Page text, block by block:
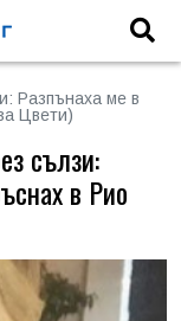
Разпънаха ме в
Цвети)
сълзи:
в Рио